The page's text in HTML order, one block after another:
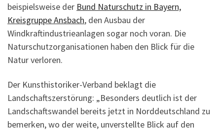
beispielsweise der Bund Naturschutz in Bayern,
Kreisgruppe Ansbach, den Ausbau der
Windkraftindustrieanlagen sogar noch voran. Die
Naturschutzorganisationen haben den Blick für die
Natur verloren.
Der Kunsthistoriker-Verband beklagt die
Landschaftszerstörung: „Besonders deutlich ist der
Landschaftswandel bereits jetzt in Nord­deutschland zu
bemer­ken, wo der weite, unverstellte Blick auf den